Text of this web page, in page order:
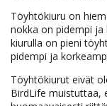
Töyhtökiuru on
nokka on pidempi ja
kiurulla on pieni
pidempi ja
Töyhtökiurut eivät
BirdLife muistuttaa,